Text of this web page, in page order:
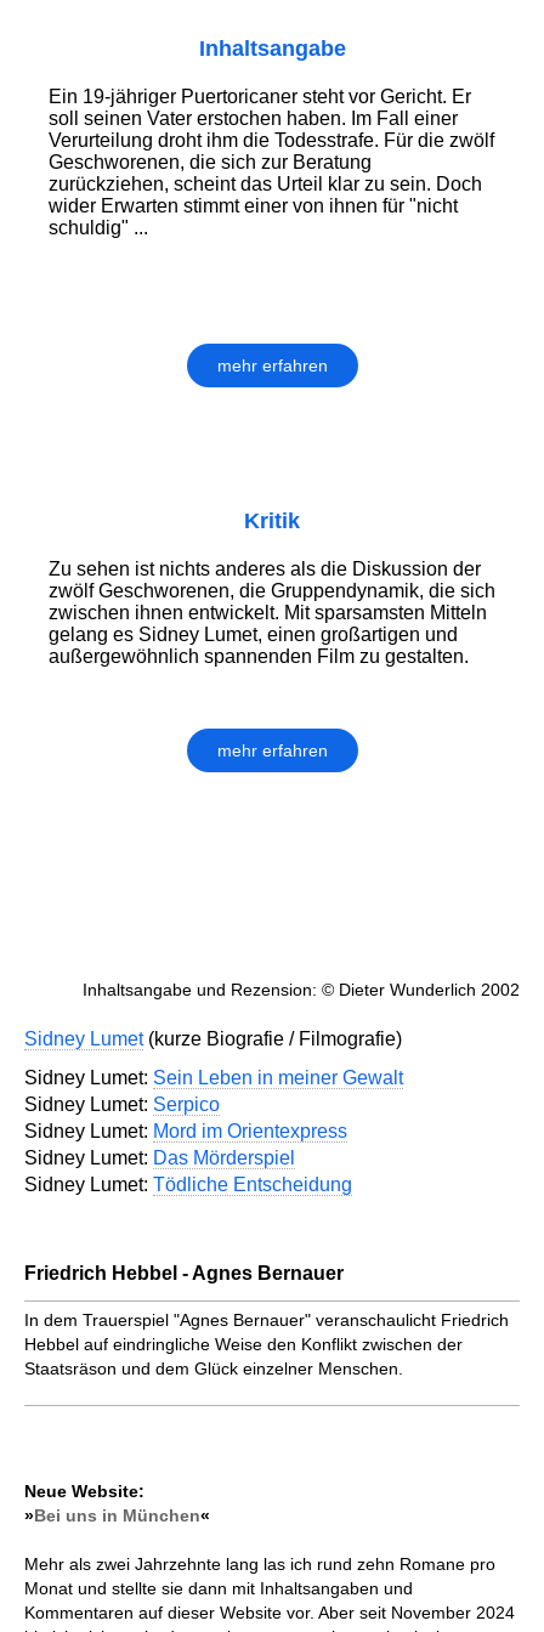
Inhaltsangabe
Ein 19-jähriger Puertoricaner steht vor Gericht. Er
soll seinen Vater erstochen haben. Im Fall einer
Verurteilung droht ihm die Todesstrafe. Für die zwölf
Geschworenen, die sich zur Beratung
zurückziehen, scheint das Urteil klar zu sein. Doch
wider Erwarten stimmt einer von ihnen für "nicht
schuldig" ...
mehr erfahren
Kritik
Zu sehen ist nichts anderes als die Diskussion der
zwölf Geschworenen, die Gruppendynamik, die sich
zwischen ihnen entwickelt. Mit sparsamsten Mitteln
gelang es Sidney Lumet, einen großartigen und
außergewöhnlich spannenden Film zu gestalten.
mehr erfahren
Inhaltsangabe und Rezension: © Dieter Wunderlich 2002
Sidney Lumet(kurze Biografie / Filmografie)
Sidney Lumet: Sein Leben in meiner Gewalt
Sidney Lumet: Serpico
Sidney Lumet: Mord im Orientexpress
Sidney Lumet: Das Mörderspiel
Sidney Lumet: Tödliche Entscheidung
Friedrich Hebbel - Agnes Bernauer
In dem Trauerspiel "Agnes Bernauer" veranschaulicht Friedrich
Hebbel auf eindringliche Weise den Konflikt zwischen der
Staatsräson und dem Glück einzelner Menschen.
Neue Website:
»Bei uns in München«
Mehr als zwei Jahrzehnte lang las ich rund zehn Romane pro
Monat und stellte sie dann mit Inhaltsangaben und
Kommentaren auf dieser Website vor. Aber seit November 2024